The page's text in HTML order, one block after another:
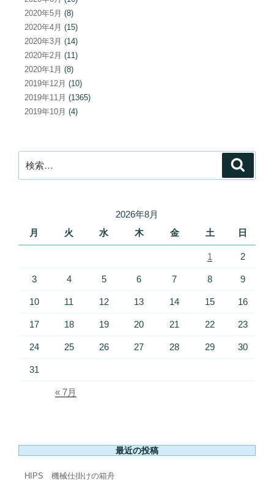
2020年5月 (8)
2020年4月 (15)
2020年3月 (14)
2020年2月 (11)
2020年1月 (8)
2019年12月 (10)
2019年11月 (1365)
2019年10月 (4)
索:
2026年8月
月
火 水 木 金 土 日
1 2
3 4 5 6 7 8 9
10 11 12 13 14 15 16
17 18 19 20 21 22 23
24 25 26 27 28 29 30
31
« 7月
最近の投稿
HIPS 機械仕掛けの箱舟